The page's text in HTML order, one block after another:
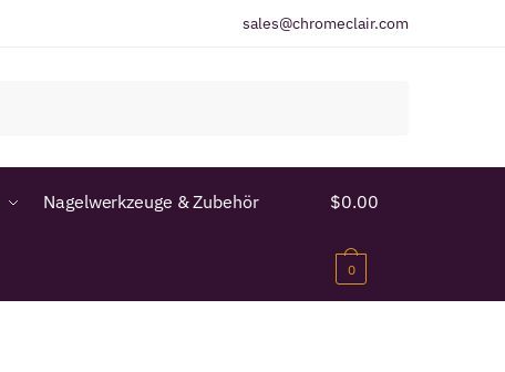
sales@chromeclair.com
Nagelwerkzeuge & Zubehör $0.00
0